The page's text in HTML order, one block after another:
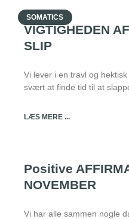
SOMATICS
VIGTIGHEDEN
SLIP
Vi lever i en travl og
svært at finde tid til at
LÆS MERE ...
Positive
NOVEMBER
Vi har alle sammen nogle